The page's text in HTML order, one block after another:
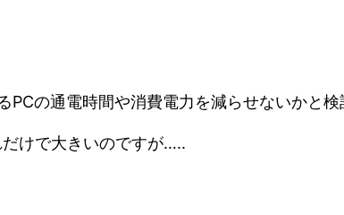
の通電時間や消費電力を減らせないかと検
けで大きいのですが…..